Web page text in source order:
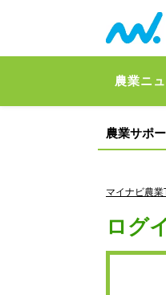
農業ニ
農業サポ
マイナビ農業
ログ